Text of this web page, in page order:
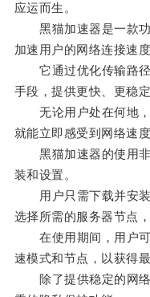
应运而生。
黑猫加速器是一款功
加速用户的网络连接速度
它通过优化传输路径
手段，提供更快、更稳
无论用户处在何地，
就能立即感受到网络速度
黑猫加速器的使用非
装和设置。
用户只需下载并安装
选择所需的服务器节点
在使用期间，用户可
速模式和节点，以获得
除了提供稳定的网络